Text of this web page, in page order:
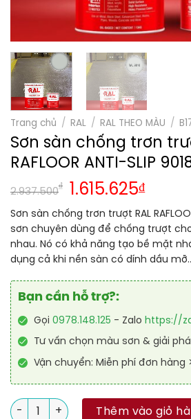
Trang chủ / RAL / RAL THEO MÀU /
Sơn sàn chống trơn
RAFLOOR ANTI-SLIP
2.937.500
₫ 1.615.625₫
Sơn sàn chống trơn trượt RAL
sơn chuyên dùng để chống trượt
nhau. Nó có khả năng tạo bề mặt
dụng cả khi nền sàn có dính dầu
Bạn cần hỗ trợ?:
Gọi 0978.148.125 - Zalo https://
Tư vấn chọn màu sơn & giải
Vận chuyển: Miễn phí đơn hàng
Sơn sàn chống trơn trượt RAL
Thêm vào giỏ